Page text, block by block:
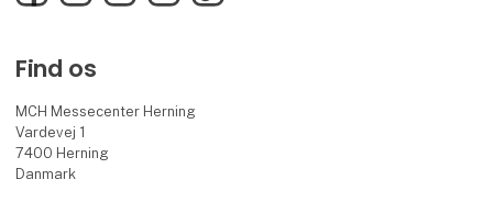
Find os
MCH Messecenter Herning
Vardevej 1
7400 Herning
Danmark